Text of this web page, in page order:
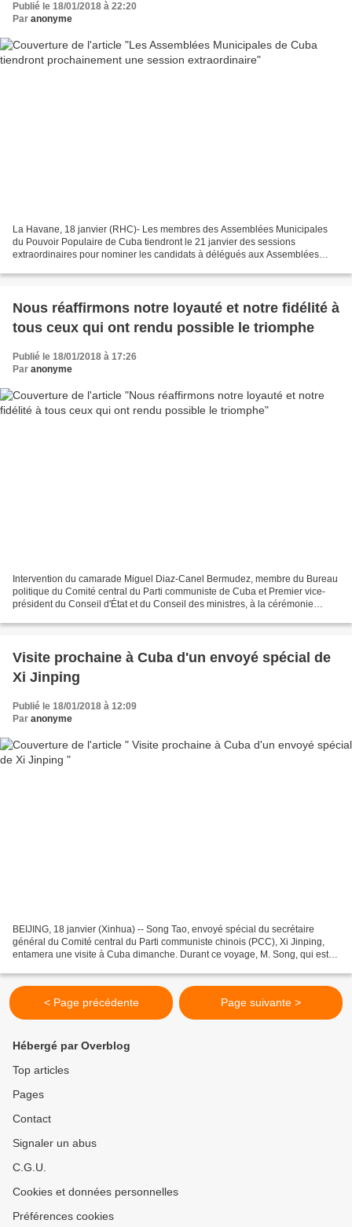
Publié le 18/01/2018 à 22:20
Par anonyme
La Havane, 18 janvier (RHC)- Les membres des Assemblées Municipales
du Pouvoir Populaire de Cuba tiendront le 21 janvier des sessions
extraordinaires pour nominer les candidats à délégués aux Assemblées
Nous réaffirmons notre loyauté et notre fidélité à
tous ceux qui ont rendu possible le triomphe
Publié le 18/01/2018 à 17:26
Par anonyme
Intervention du camarade Miguel Diaz-Canel Bermudez, membre du Bureau
politique du Comité central du Parti communiste de Cuba et Premier vice-
président du Conseil d'État et du Conseil des ministres, à la cérémonie
Visite prochaine à Cuba d'un envoyé spécial de
Xi Jinping
Publié le 18/01/2018 à 12:09
Par anonyme
BEIJING, 18 janvier (Xinhua) -- Song Tao, envoyé spécial du secrétaire
général du Comité central du Parti communiste chinois (PCC), Xi Jinping,
entamera une visite à Cuba dimanche. Durant ce voyage, M. Song, qui est
< Page précédente Page suivante >
Hébergé par Overblog
Top articles
Pages
Contact
Signaler un abus
C.G.U.
Cookies et données personnelles
Préférences cookies